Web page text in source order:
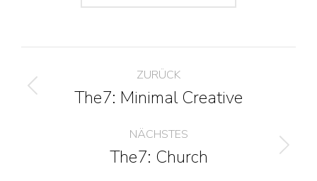
Project
navigationZURÜCK
Previous
The7: Minimal Creative
NÄCHSTES
Next
The7: Church